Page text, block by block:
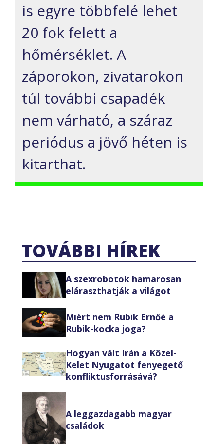
is egyre többfelé lehet
20 fok felett a
hőmérséklet. A
záporokon, zivatarokon
túl további csapadék
nem várható, a száraz
periódus a jövő héten is
kitarthat.
TOVÁBBI HÍREK
A szexrobotok hamarosan
eláraszthatják a világot
Miért nem Rubik Ernőé a
Rubik-kocka joga?
Hogyan vált Irán a Közel-
Kelet Nyugatot fenyegető
konfliktusforrásává?
A leggazdagabb magyar
családok